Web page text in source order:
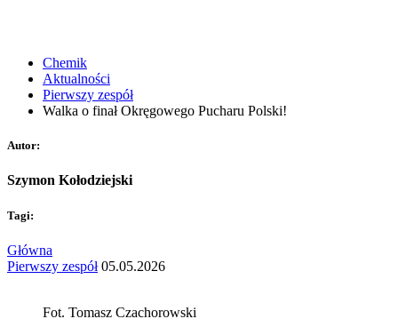
Chemik
Aktualności
Pierwszy zespół
Walka o finał Okręgowego Pucharu Polski!
Autor:
Szymon Kołodziejski
Tagi:
Główna
Pierwszy zespół 05.05.2026
Fot. Tomasz Czachorowski